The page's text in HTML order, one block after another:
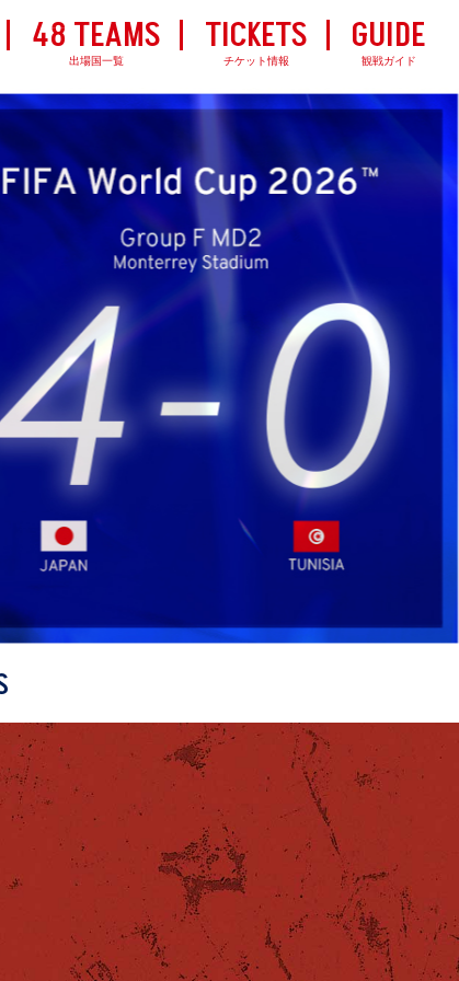
48 TEAMS
出場国一覧
TICKETS
チケット情報
GUIDE
観戦ガイド